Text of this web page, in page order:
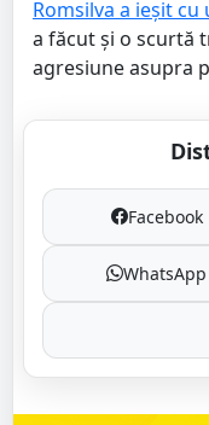
Romsilva a ieșit
a făcut și o scurtă
agresiune asupra
Facebook
WhatsApp